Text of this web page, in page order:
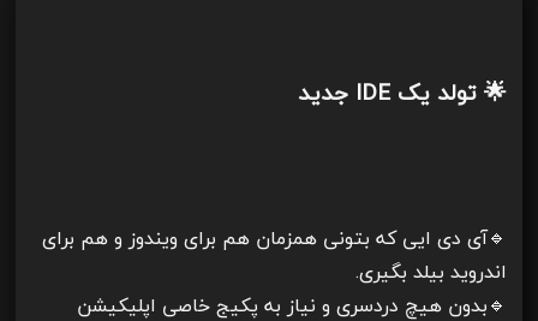
🌟 تولد یک IDE جدید
🔹آی دی ایی که بتونی همزمان هم برای ویندوز و هم برای
اندروید بیلد بگیری.
🔹بدون هیچ دردسری و نیاز به پکیج خاصی اپلیکیشن